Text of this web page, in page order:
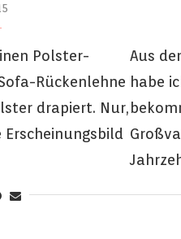
Polster-
Rückenlehne
drapiert. Nur,
Aus
habe